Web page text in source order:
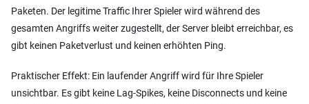
Paketen. Der legitime Traffic Ihrer Spieler wird während des
gesamten Angriffs weiter zugestellt, der Server bleibt erreichbar, es
gibt keinen Paketverlust und keinen erhöhten Ping.
Praktischer Effekt: Ein laufender Angriff wird für Ihre Spieler
unsichtbar. Es gibt keine Lag-Spikes, keine Disconnects und keine